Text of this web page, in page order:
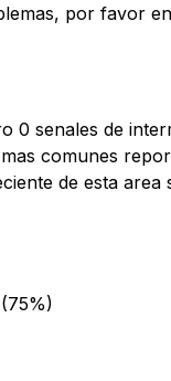
por favor
0 senales de
comunes
de esta
(75%)